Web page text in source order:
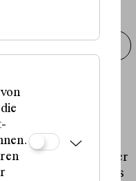
pro
4 Karten
oder
kontaktieren Sie uns